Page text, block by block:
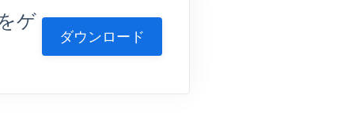
ゲ
ダウンロード